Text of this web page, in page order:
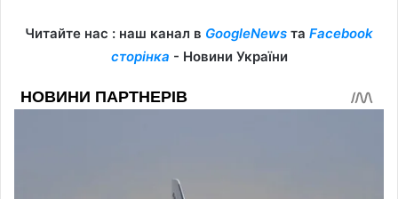
Читайте нас : наш канал в GoogleNews та Facebook
сторінка - Новини України